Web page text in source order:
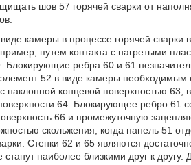
шов 57 горячей сварки от
камеры в процессе горячей сварки
путем контакта с нагретыми
ребра 60 и 61
52 в виде камеры необходимым
концевой поверхностью 63,
64. Блокирующее ребро 61
66 и промежуточную
скольжения, когда панель 51
Стенки 62 и 65 являются
наиболее близкими друг к другу.